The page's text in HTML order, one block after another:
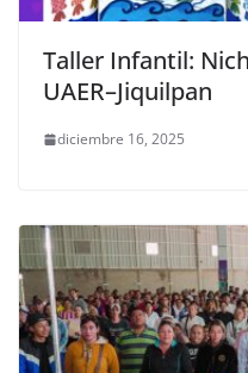
Taller Infantil:
UAER–Jiquilpan
diciembre 16, 2025